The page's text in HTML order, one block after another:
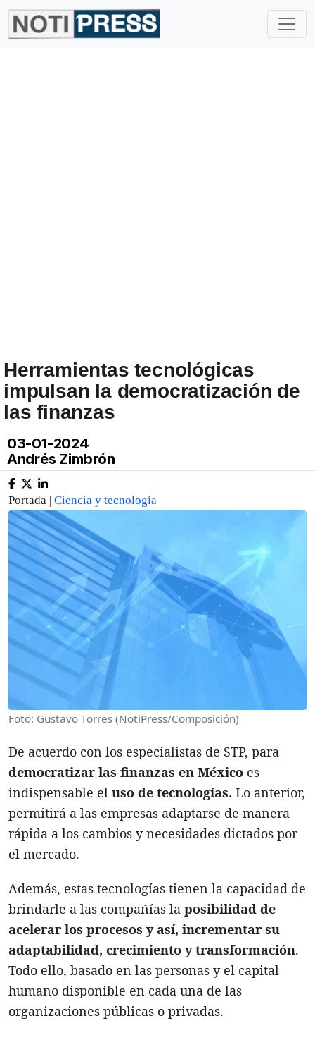
Herramientas tecnológicas
impulsan la democratización de
las finanzas
03-01-2024
Andrés Zimbrón
Portada | Ciencia y tecnología
Foto: Gustavo Torres (NotiPress/Composición)
De acuerdo con los especialistas de STP, para
democratizar las finanzas en México es
indispensable el uso de tecnologías. Lo anterior,
permitirá a las empresas adaptarse de manera
rápida a los cambios y necesidades dictados por
el mercado.
Además, estas tecnologías tienen la capacidad de
brindarle a las compañías la posibilidad de
acelerar los procesos y así, incrementar su
adaptabilidad, crecimiento y transformación.
Todo ello, basado en las personas y el capital
humano disponible en cada una de las
organizaciones públicas o privadas.